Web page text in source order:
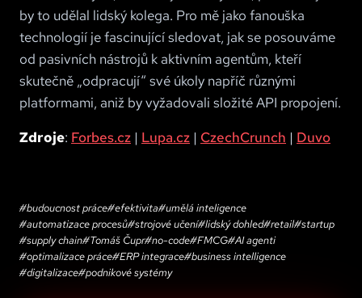
by to udělal lidský kolega. Pro mě jako fanouška
technologií je fascinující sledovat, jak se posouváme
od pasivních nástrojů k aktivním agentům, kteří
skutečně „odpracují“ své úkoly napříč různými
platformami, aniž by vyžadovali složité API propojení.
Zdroje: Forbes.cz​ | Lupa.cz​ | CzechCrunch | Duvo​
#budoucnost práce#efektivita#umělá inteligence
#automatizace procesů#strojové učení#lidský dohled#retail#startup
#supply chain#Tomáš Čupr#no-code#FMCG#AI agenti
#optimalizace práce#ERP integrace#business intelligence
#digitalizace#podnikové systémy